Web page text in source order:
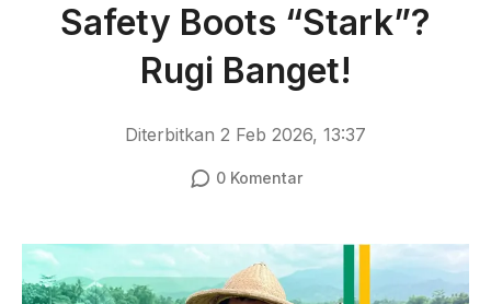
Safety Boots “Stark”?
Rugi Banget!
Diterbitkan 2 Feb 2026, 13:37
0Komentar